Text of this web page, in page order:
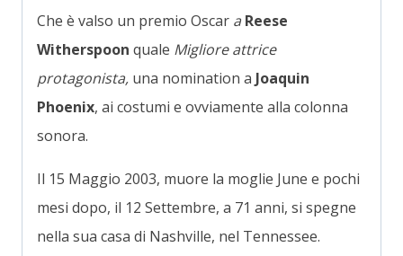
Che è valso un premio Oscar a Reese
Witherspoon quale Migliore attrice
protagonista, una nomination a Joaquin
Phoenix, ai costumi e ovviamente alla colonna
sonora.
Il 15 Maggio 2003, muore la moglie June e pochi
mesi dopo, il 12 Settembre, a 71 anni, si spegne
nella sua casa di Nashville, nel Tennessee.